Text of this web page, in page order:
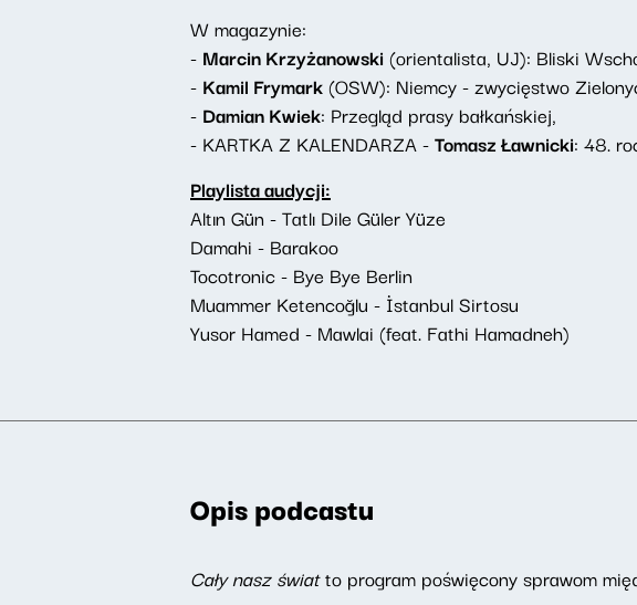
W magazynie:
- Marcin Krzyżanowski (orientalista, UJ): Bliski
- Kamil Frymark(OSW): Niemcy - zwycięstwo
- Damian Kwiek: Przegląd prasy bałkańskiej,
- KARTKA Z KALENDARZA -Tomasz Ławnicki: 48.
Playlista audycji:
Altın Gün - Tatlı Dile Güler Yüze
Damahi - Barakoo
Tocotronic - Bye Bye Berlin
Muammer Ketencoğlu - İstanbul Sirtosu
Yusor Hamed - Mawlai (feat. Fathi Hamadneh)
Opis podcastu
Cały nasz światto program poświęcony sprawom